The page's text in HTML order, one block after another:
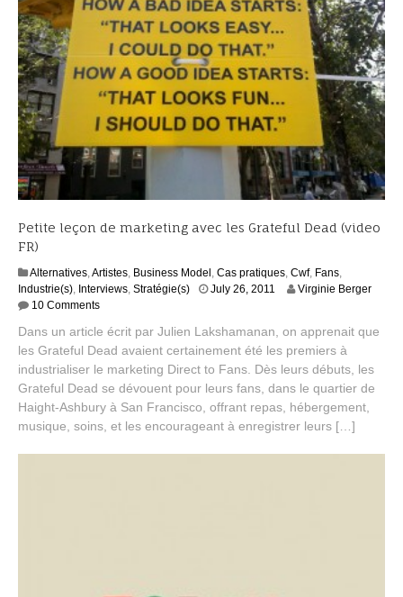
Petite leçon de marketing avec les Grateful Dead (video
FR)
Alternatives,Artistes, Business Model , Cas pratiques, Cwf, Fans,
Industrie(s), Interviews, Stratégie(s) July 26, 2011
t
e
m
b
2
Virginie Berger
10 Comments
Dans un article écrit par Julien Lakshamanan, on apprenait que
les Grateful Dead avaient certainement été les premiers à
industrialiser le marketing Direct to Fans. Dès leurs débuts, les
Grateful Dead se dévouent pour leurs fans, dans le quartier de
Haight-Ashbury à San Francisco, offrant repas, hébergement,
musique, soins, et les encourageant à enregistrer leurs […]